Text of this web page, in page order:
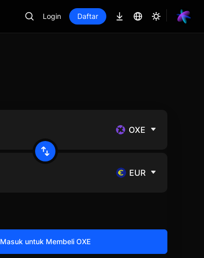
Login Daftar
OXE
EUR
Masuk untuk Membeli OXE